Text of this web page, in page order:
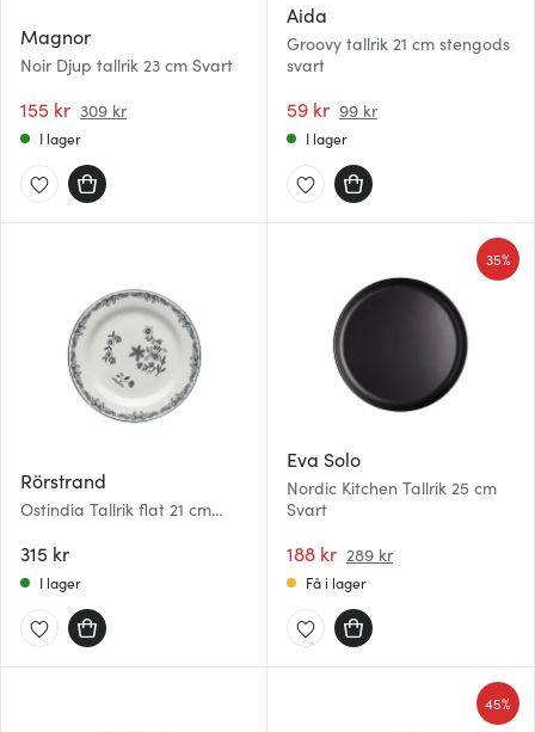
Magnor
Noir Djup tallrik 23 cm Svart
155 kr 309 kr
I lager
Aida
Groovy tallrik 21 cm stengods
svart
59 kr 99 kr
I lager
Rörstrand
Ostindia Tallrik flat 21 cm
315 kr
I lager
Eva Solo
Nordic Kitchen Tallrik 25 cm
Svart
188 kr 289 kr
35%
Få i lager
45%